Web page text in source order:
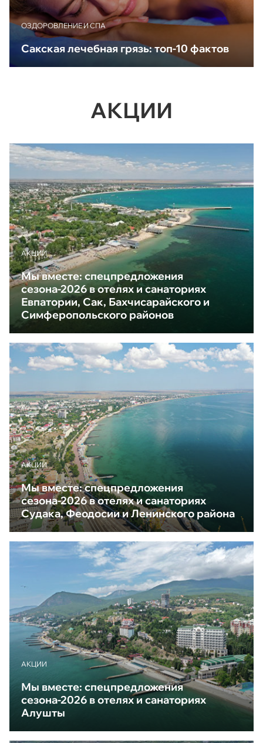
ОЗДОРОВЛЕНИЕ И СПА
Сакская лечебная грязь: топ-10 фактов
АКЦИИ
АКЦИИ
Мы вместе: спецпредложения
сезона-2026 в отелях и санаториях
Евпатории, Сак, Бахчисарайского и
Симферопольского районов
АКЦИИ
Мы вместе: спецпредложения
сезона-2026 в отелях и санаториях
Судака, Феодосии и Ленинского района
АКЦИИ
Мы вместе: спецпредложения
сезона-2026 в отелях и санаториях
Алушты